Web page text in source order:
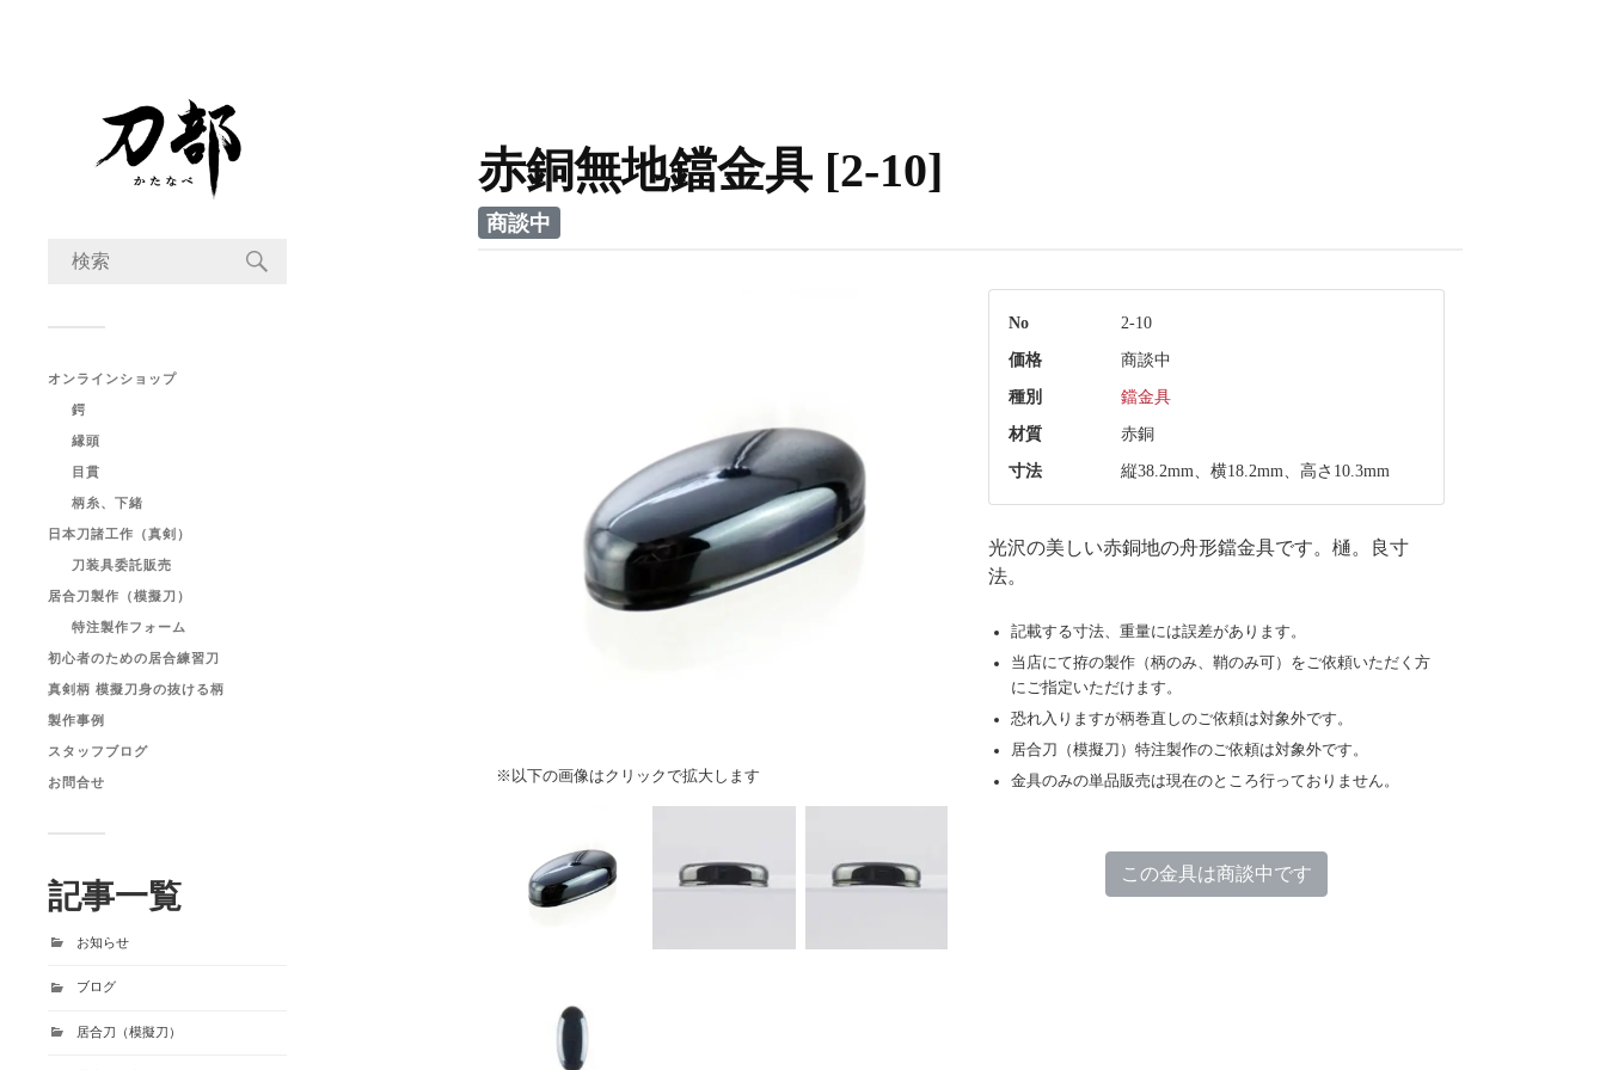
オンラインショップ
鍔
縁頭
目貫
柄糸、下緒
日本刀諸工作（真剣）
刀装具委託販売
居合刀製作（模擬刀）
特注製作フォーム
初心者のための居合練習刀
真剣柄 模擬刀身の抜ける柄
製作事例
スタッフブログ
お問合せ
記事一覧
お知らせ
ブログ
居合刀（模擬刀）
赤銅無地鐺金具 [2-10]
商談中
※以下の画像はクリックで拡大します
No
2-10
価格
商談中
種別
鐺金具
材質
赤銅
寸法
縦38.2mm、横18.2mm、高さ10.3mm
光沢の美しい赤銅地の舟形鐺金具です。樋。良寸
法。
記載する寸法、重量には誤差があります。
当店にて拵の製作（柄のみ、鞘のみ可）をご依頼いただく方
にご指定いただけます。
恐れ入りますが柄巻直しのご依頼は対象外です。
居合刀（模擬刀）特注製作のご依頼は対象外です。
金具のみの単品販売は現在のところ行っておりません。
この金具は商談中です